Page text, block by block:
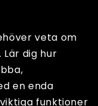
veta om
dig hur
en enda
funktioner